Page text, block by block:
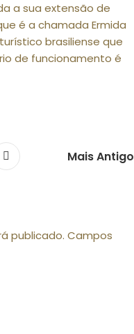
a sua extensão de
é a chamada Ermida
brasiliense que
de funcionamento é
Mais Antigo
publicado. Campos